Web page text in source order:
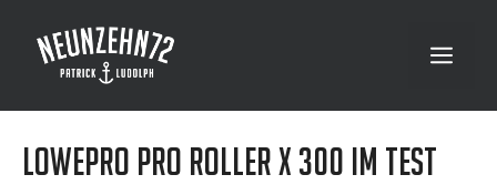
Inhalt
springen
Menü
Lowepro Pro Roller X 300 im Test